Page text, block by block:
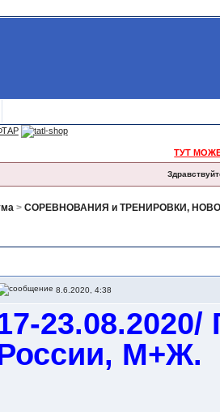
ТУТ
> СОРЕВНОВАНИЯ и ТРЕНИРОВКИ,
8.6.2020, 4:38
М+Ж.